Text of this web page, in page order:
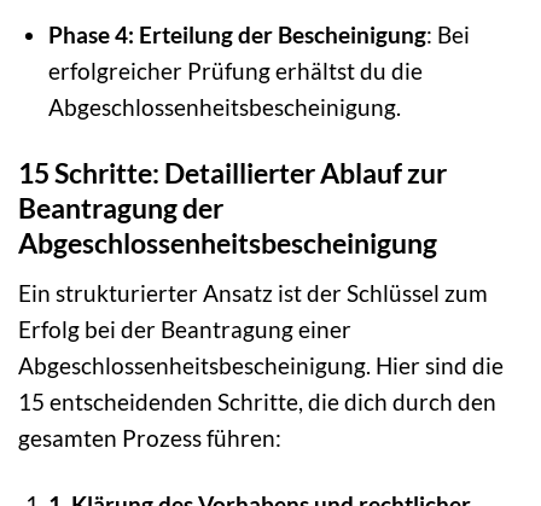
Phase 4: Erteilung der Bescheinigung: Bei
erfolgreicher Prüfung erhältst du die
Abgeschlossenheitsbescheinigung.
15 Schritte: Detaillierter Ablauf zur
Beantragung der
Abgeschlossenheitsbescheinigung
Ein strukturierter Ansatz ist der Schlüssel zum
Erfolg bei der Beantragung einer
Abgeschlossenheitsbescheinigung. Hier sind die
15 entscheidenden Schritte, die dich durch den
gesamten Prozess führen: